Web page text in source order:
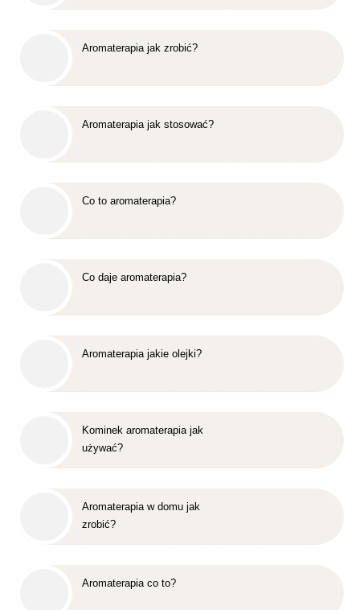
Aromaterapia jak zrobić?
Aromaterapia jak stosować?
Co to aromaterapia?
Co daje aromaterapia?
Aromaterapia jakie olejki?
Kominek aromaterapia jak
używać?
Aromaterapia w domu jak
zrobić?
Aromaterapia co to?